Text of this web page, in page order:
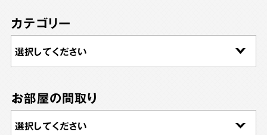
カテゴリー
お部屋の間取り